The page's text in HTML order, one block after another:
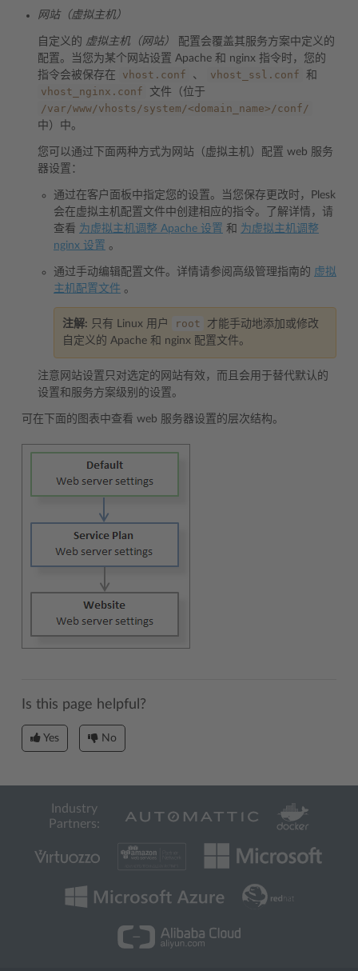
网站（虚拟主机）
自定义的 虚拟主机（网站）
配置会覆盖其服务方案中定义的
配置。当您为某个网站设置 Apache 和 nginx 指令时，您的
指令会被保存在
vhost.conf 、 vhost_ssl.conf 和
vhost_nginx.conf 文件（位于
/var/www/vhosts/system/<domain_name>/conf/
中）中。
您可以通过下面两种方式为网站（虚拟主机）配置 web 服务
器设置：
通过在客户面板中指定您的设置。当您保存更改时，Plesk
会在虚拟主机配置文件中创建相应的指令。了解详情，请
查看 为虚拟主机调整 Apache 设置 和 为虚拟主机调整
nginx 设置 。
通过手动编辑配置文件。详情请参阅高级管理指南的 虚拟
主机配置文件 。
注解: 只有 Linux 用户 root
才能手动地添加或修改
自定义的 Apache 和 nginx 配置文件。
注意网站设置只对选定的网站有效，而且会用于替代默认的
设置和服务方案级别的设置。
可在下面的图表中查看 web 服务器设置的层次结构。
Is this page helpful?
Yes No
Industry
Partners: